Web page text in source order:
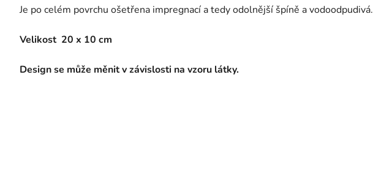
Je po celém povrchu ošetřena impregnací a tedy odolnější špíně a vodoodpudivá.
Velikost 20 x 10 cm
Design se může měnit v závislosti na vzoru látky.